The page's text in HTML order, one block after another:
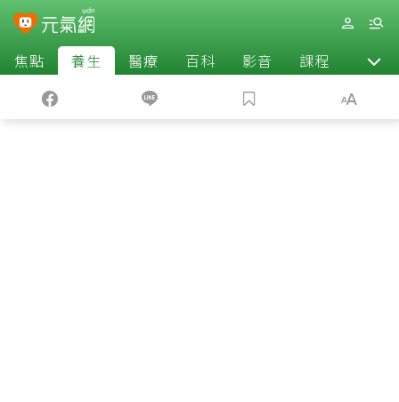
焦點 養生 醫療 百科 影音 課程 退休